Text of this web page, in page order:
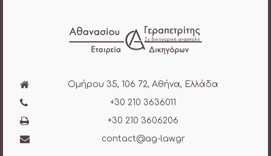
Ομήρου 35, 106 72, Αθήνα, Ελλάδα
+30 210 3636011
+30 210 3606206
contact@ag-law.gr